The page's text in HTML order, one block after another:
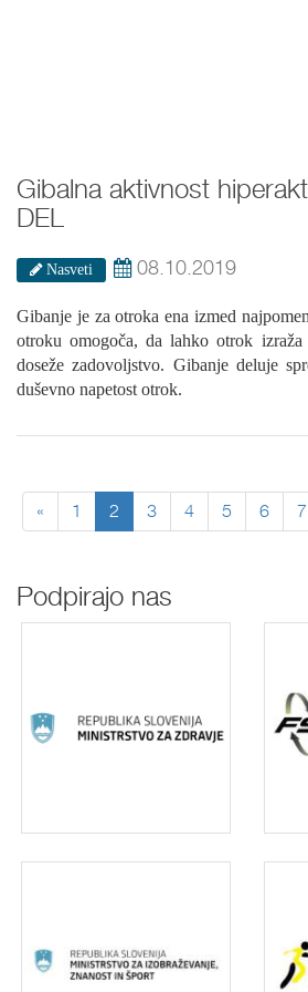
Gibalna aktivnost
DEL
Nasveti 08.10.2019
Gibanje je za otroka ena izmed
otroku omogoča, da lahko otrok
doseže zadovoljstvo. Gibanje deluje
duševno napetost otrok.
« 1 2 3 4 5 6 7
Podpirajo nas